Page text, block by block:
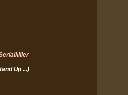
Up ...)